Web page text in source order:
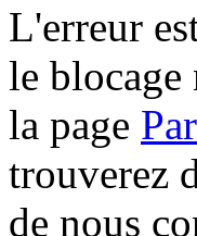
L'erreur
le blocage
la page
trouverez
de nous